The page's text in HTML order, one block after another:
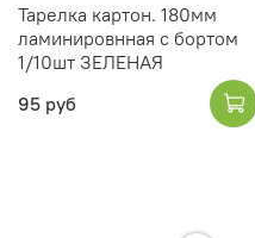
Тарелка картон. 180мм
ламинировнная с бортом
1/10шт ЗЕЛЕНАЯ
95 руб